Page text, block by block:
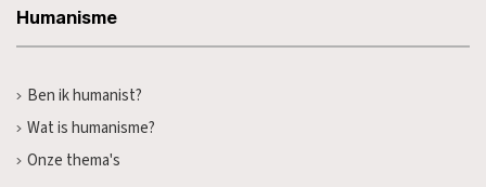
Humanisme
Ben ik humanist?
Wat is humanisme?
Onze thema's